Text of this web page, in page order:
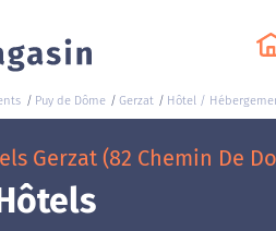
Puy de Dôme Gerzat Hôtel /
Gerzat (82 Chemin De